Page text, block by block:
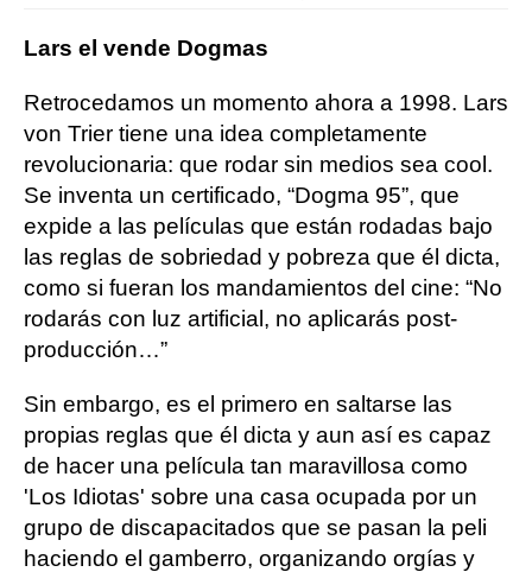
Lars el vende Dogmas
Retrocedamos un momento ahora a 1998. Lars
von Trier tiene una idea completamente
revolucionaria: que rodar sin medios sea cool.
Se inventa un certificado, “Dogma 95”, que
expide a las películas que están rodadas bajo
las reglas de sobriedad y pobreza que él dicta,
como si fueran los mandamientos del cine: “No
rodarás con luz artificial, no aplicarás post-
producción…”
Sin embargo, es el primero en saltarse las
propias reglas que él dicta y aun así es capaz
de hacer una película tan maravillosa como
'Los Idiotas' sobre una casa ocupada por un
grupo de discapacitados que se pasan la peli
haciendo el gamberro, organizando orgías y